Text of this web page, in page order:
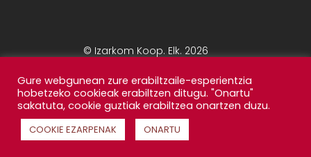
© Izarkom Koop. Elk. 2026
Gure webgunean zure erabiltzaile-esperientzia
hobetzeko cookieak erabiltzen ditugu. "Onartu"
sakatuta, cookie guztiak erabiltzea onartzen duzu.
COOKIE EZARPENAK ONARTU